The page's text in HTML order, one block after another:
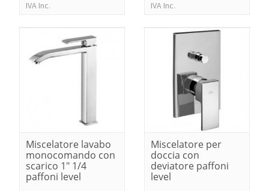
IVA Inc. IVA Inc.
Miscelatore lavabo
monocomando con
scarico 1" 1/4
paffoni level
Miscelatore per
doccia con
deviatore paffoni
level